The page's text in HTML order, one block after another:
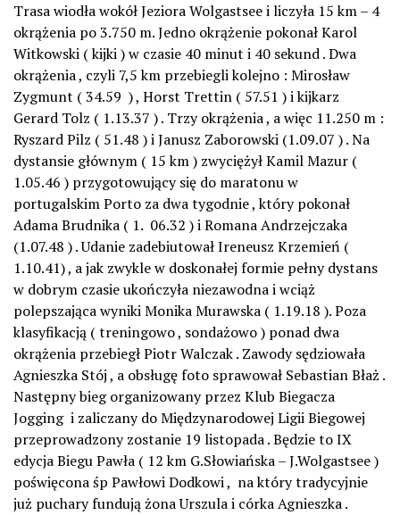
Trasa wiodła wokół Jeziora Wolgastsee i liczyła 15 km – 4
okrążenia po 3.750 m. Jedno okrążenie pokonał Karol
Witkowski ( kijki ) w czasie 40 minut i 40 sekund . Dwa
okrążenia , czyli 7,5 km przebiegli kolejno : Mirosław
Zygmunt ( 34.59 ) , Horst Trettin ( 57.51 ) i kijkarz
Gerard Tolz ( 1.13.37 ) . Trzy okrążenia , a więc 11.250 m :
Ryszard Pilz ( 51.48 ) i Janusz Zaborowski (1.09.07 ) . Na
dystansie głównym ( 15 km ) zwyciężył Kamil Mazur (
1.05.46 ) przygotowujący się do maratonu w
portugalskim Porto za dwa tygodnie , który pokonał
Adama Brudnika ( 1. 06.32 ) i Romana Andrzejczaka
(1.07.48 ) . Udanie zadebiutował Ireneusz Krzemień (
1.10.41) , a jak zwykle w doskonałej formie pełny dystans
w dobrym czasie ukończyła niezawodna i wciąż
polepszająca wyniki Monika Murawska ( 1.19.18 ). Poza
klasyfikacją ( treningowo , sondażowo ) ponad dwa
okrążenia przebiegł Piotr Walczak . Zawody sędziowała
Agnieszka Stój , a obsługę foto sprawował Sebastian Błaż .
Następny bieg organizowany przez Klub Biegacza
Jogging i zaliczany do Międzynarodowej Ligii Biegowej
przeprowadzony zostanie 19 listopada . Będzie to IX
edycja Biegu Pawła ( 12 km G.Słowiańska – J.Wolgastsee )
poświęcona śp Pawłowi Dodkowi , na który tradycyjnie
już puchary fundują żona Urszula i córka Agnieszka .